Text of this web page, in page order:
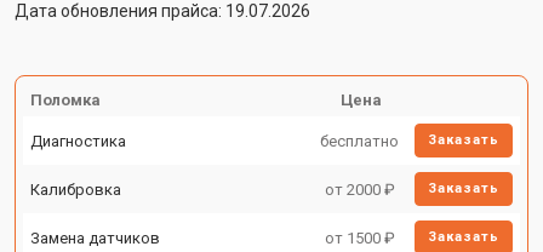
Дата обновления прайса: 19.07.2026
Поломка Цена
Диагностика бесплатно Заказать
Калибровка от 2000 ₽ Заказать
Замена датчиков от 1500 ₽ Заказать